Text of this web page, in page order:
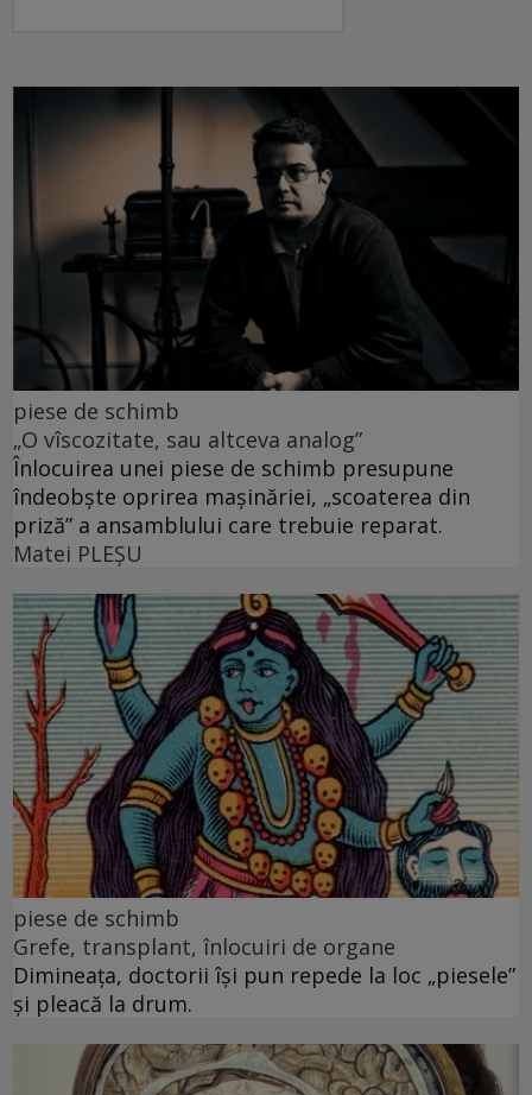
piese de schimb
„O vîscozitate, sau altceva analog”
Înlocuirea unei piese de schimb presupune
îndeobște oprirea mașinăriei, „scoaterea din
priză” a ansamblului care trebuie reparat.
Matei PLEŞU
piese de schimb
Grefe, transplant, înlocuiri de organe
Dimineața, doctorii își pun repede la loc „piesele”
și pleacă la drum.